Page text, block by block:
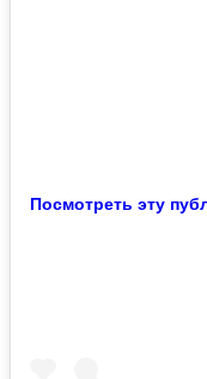
Посмотреть эту